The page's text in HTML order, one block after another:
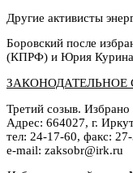
Другие активисты
Боровский после
(КПРФ) и Юрия
ЗАКОНОДАТЕЛЬНОЕ
Третий созыв.
Адрес: 664027, г.
тел: 24-17-60, факс:
e-mail: zaksobr@irk.ru